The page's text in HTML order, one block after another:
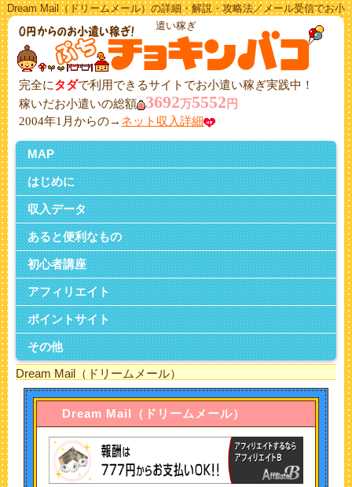
Dream Mail（ドリームメール）の詳細・解説・攻略法／メール受信でお小
遣い稼ぎ
完全にタダで利用できるサイトでお小遣い稼ぎ実践中！
稼いだお小遣いの総額
3692万5552 円
2004年1月からの→ ネット収入詳細
MAP
はじめに
収入データ
あると便利なもの
初心者講座
アフィリエイト
ポイントサイト
その他
Dream Mail（ドリームメール）
Dream Mail （ドリームメール）